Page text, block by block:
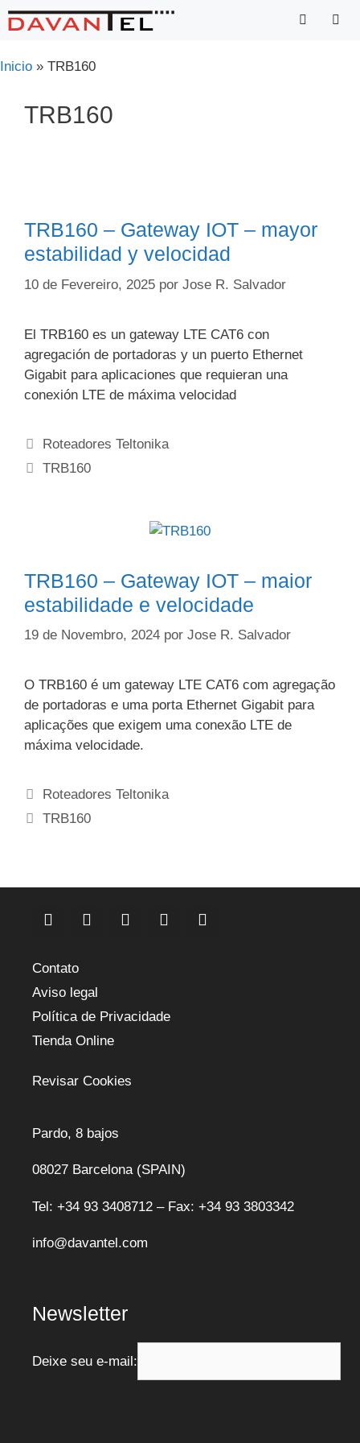
Saltar
para
conteúdo
Inicio » TRB160
TRB160
TRB160 – Gateway IOT – mayor
estabilidad y velocidad
10 de Fevereiro, 2025 por Jose R. Salvador
El TRB160 es un gateway LTE CAT6 con
agregación de portadoras y un puerto Ethernet
Gigabit para aplicaciones que requieran una
conexión LTE de máxima velocidad
Categorias
Roteadores Teltonika
Etiquetas
TRB160
TRB160 – Gateway IOT – maior
estabilidade e velocidade
19 de Novembro, 2024 por Jose R. Salvador
O TRB160 é um gateway LTE CAT6 com agregação
de portadoras e uma porta Ethernet Gigabit para
aplicações que exigem uma conexão LTE de
máxima velocidade.
Categorias
Roteadores Teltonika
Etiquetas
TRB160
Contato
Aviso legal
Política de Privacidade
Tienda Online
Revisar Cookies
Pardo, 8 bajos
08027 Barcelona (SPAIN)
Tel: +34 93 3408712 – Fax: +34 93 3803342
info@davantel.com
Newsletter
Deixe seu e-mail: